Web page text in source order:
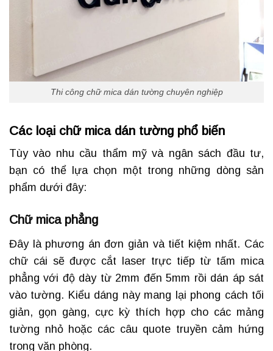
Thi công chữ mica dán tường chuyên nghiệp
Các loại chữ mica dán tường phổ biến
Tùy vào nhu cầu thẩm mỹ và ngân sách đầu tư,
bạn có thể lựa chọn một trong những dòng sản
phẩm dưới đây:
Chữ mica phẳng
Đây là phương án đơn giản và tiết kiệm nhất. Các
chữ cái sẽ được cắt laser trực tiếp từ tấm mica
phẳng với độ dày từ 2mm đến 5mm rồi dán áp sát
vào tường. Kiểu dáng này mang lại phong cách tối
giản, gọn gàng, cực kỳ thích hợp cho các mảng
tường nhỏ hoặc các câu quote truyền cảm hứng
trong văn phòng.